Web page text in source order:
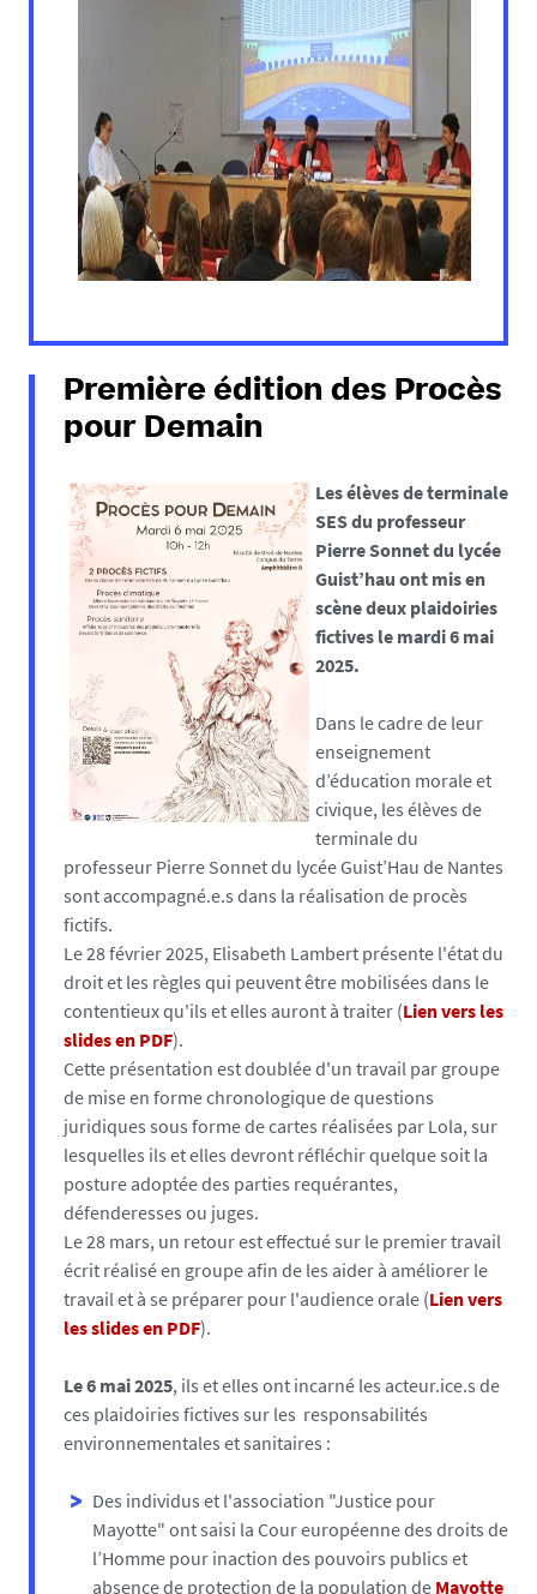
Première édition des Procès
pour Demain
Les élèves de terminale
SES du professeur
Pierre Sonnet du lycée
Guist’hau ont mis en
scène deux plaidoiries
fictives le mardi 6 mai
2025.
Dans le cadre de leur
enseignement
d’éducation morale et
civique, les élèves de
terminale du
professeur Pierre Sonnet du lycée Guist’Hau de Nantes
sont accompagné.e.s dans la réalisation de procès
fictifs.
Le 28 février 2025, Elisabeth Lambert présente l'état du
droit et les règles qui peuvent être mobilisées dans le
contentieux qu'ils et elles auront à traiter (Lien vers les
slides en PDF).
Cette présentation est doublée d'un travail par groupe
de mise en forme chronologique de questions
juridiques sous forme de cartes réalisées par Lola, sur
lesquelles ils et elles devront réfléchir quelque soit la
posture adoptée des parties requérantes,
défenderesses ou juges.
Le 28 mars, un retour est effectué sur le premier travail
écrit réalisé en groupe afin de les aider à améliorer le
travail et à se préparer pour l'audience orale (Lien vers
les slides en PDF).
Le 6 mai 2025, ils et elles ont incarné les acteur.ice.s de
ces plaidoiries fictives sur les responsabilités
environnementales et sanitaires :
Des individus et l'association "Justice pour
Mayotte" ont saisi la Cour européenne des droits de
l’Homme pour inaction des pouvoirs publics et
absence de protection de la population de Mayotte